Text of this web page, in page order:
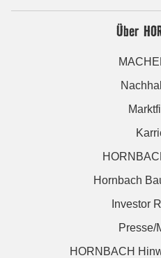
Über
Hornbach
Investor
Presse/
HORNBACH